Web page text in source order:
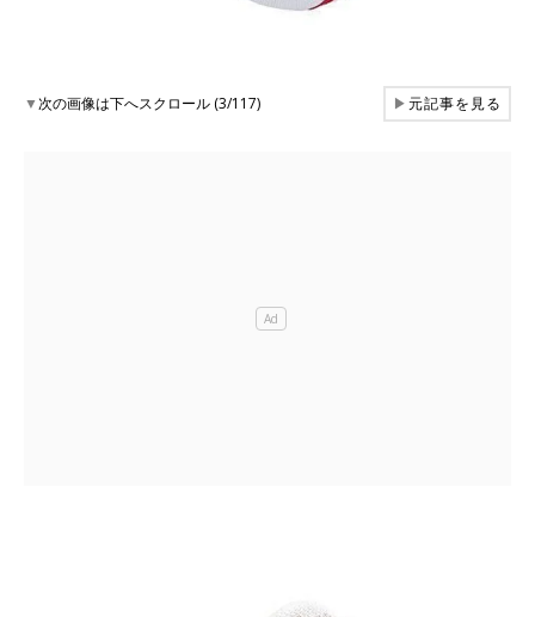
▼次の画像は下へスクロール (3/117) ▶元記事を見る